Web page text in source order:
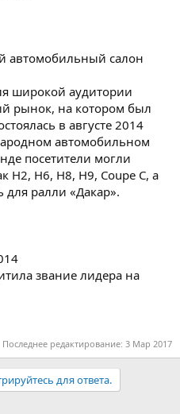
автомобильный салон
широкой аудитории
рынок, на котором был
в августе 2014
автомобильном
посетители могли
Н2, Н6, Н8, Н9, Coupe С, а
ралли «Дакар».
звание лидера на
Последнее редактирование: 3 Мар 2017
для ответа.